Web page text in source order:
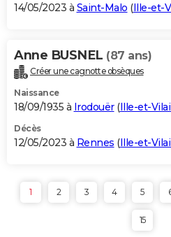
14/05/2023 à Saint-Malo (Ille-et-
Anne BUSNEL (87 ans)
Créer une cagnotte obsèques
Naissance
18/09/1935 à Irodouër(Ille-et-
Décès
12/05/2023 à Rennes (Ille-et-
1 2 3 4 5
15